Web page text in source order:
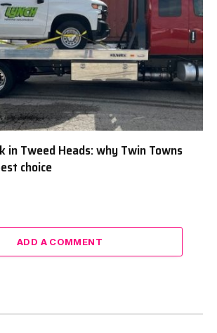
in Tweed Heads: why Twin Towns
choice
ADD A COMMENT